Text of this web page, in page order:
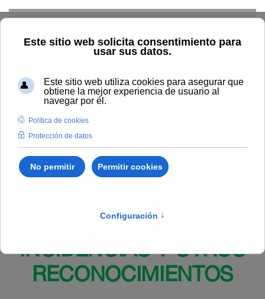
Inicio BOUNIA
Resolución Rectoral 87/2024, de 12 de
abril, de la Universidad Internacional de Andalucía, por la que se
la creación y residencias artísticas.
Publicado en:
Bounia Numero 10
II. NOMBRAMIENTOS,
INCIDENCIAS Y OTROS
RECONOCIMIENTOS